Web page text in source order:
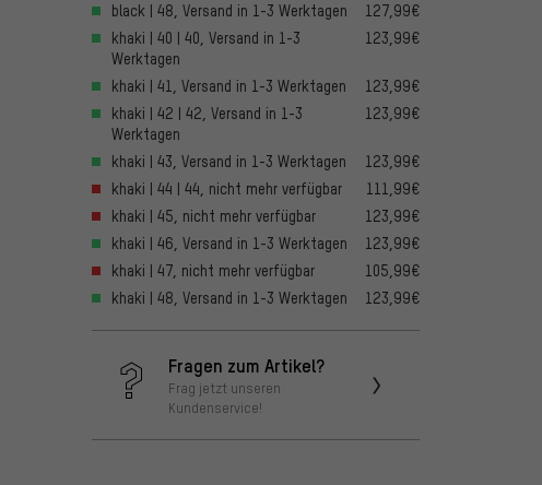
black | 48, Versand in 1-3 Werktagen
127,99€
khaki | 40 | 40, Versand in 1-3
Werktagen
123,99€
khaki | 41, Versand in 1-3 Werktagen
123,99€
khaki | 42 | 42, Versand in 1-3
Werktagen
123,99€
khaki | 43, Versand in 1-3 Werktagen
123,99€
khaki | 44 | 44, nicht mehr verfügbar
111,99€
khaki | 45, nicht mehr verfügbar
123,99€
khaki | 46, Versand in 1-3 Werktagen
123,99€
khaki | 47, nicht mehr verfügbar
105,99€
khaki | 48, Versand in 1-3 Werktagen
123,99€
Fragen zum Artikel?
Frag jetzt unseren
Kundenservice!